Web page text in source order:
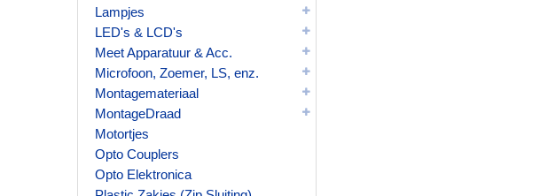
Lampjes
LED's & LCD's
Meet Apparatuur & Acc.
Microfoon, Zoemer, LS, enz.
Montagemateriaal
MontageDraad
Motortjes
Opto Couplers
Opto Elektronica